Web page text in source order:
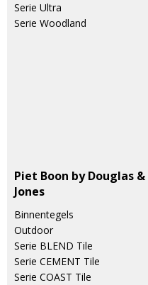
Serie Ultra
Serie Woodland
Piet Boon by Douglas &
Jones
Binnentegels
Outdoor
Serie BLEND Tile
Serie CEMENT Tile
Serie COAST Tile